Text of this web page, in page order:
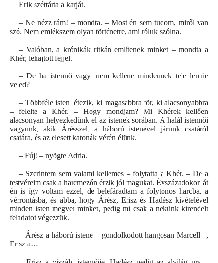
Erik széttárta a karját.
– Ne nézz rám! – mondta. – Most én sem tudom, miről van
szó. Nem emlékszem olyan történetre, ami róluk szólna.
– Valóban, a krónikák ritkán említenek minket – mondta a
Khér, lehajtott fejjel.
– De ha istennő vagy, nem kellene mindennek tele lennie
veled?
– Többféle isten létezik, ki magasabbra tör, ki alacsonyabbra
– felelte a Khér. – Hogy mondjam? Mi Khérek kellően
alacsonyan helyezkedünk el az istenek sorában. A halál istennői
vagyunk, akik Árésszel, a háború istenével járunk csatáról
csatára, és az elesett katonák vérén élünk.
– Fúj! – nyögte Adria.
– Szerintem sem valami kellemes – folytatta a Khér. – De a
testvéreim csak a harcmezőn érzik jól magukat. Évszázadokon át
én is így voltam ezzel, de belefáradtam a folytonos harcba, a
vérrontásba, és abba, hogy Árész, Erisz és Hadész kivételével
minden isten megvet minket, pedig mi csak a nekünk kirendelt
feladatot végezzük.
– Árész a háború istene – gondolkodott hangosan Marcell –,
Erisz a…